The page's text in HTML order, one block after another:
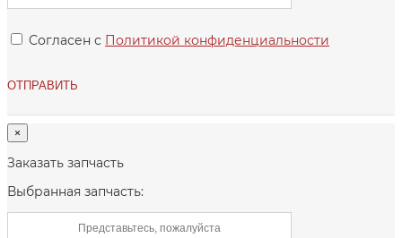
Согласен с Политикой конфиденциальности
×
Заказать запчасть
Выбранная запчасть: